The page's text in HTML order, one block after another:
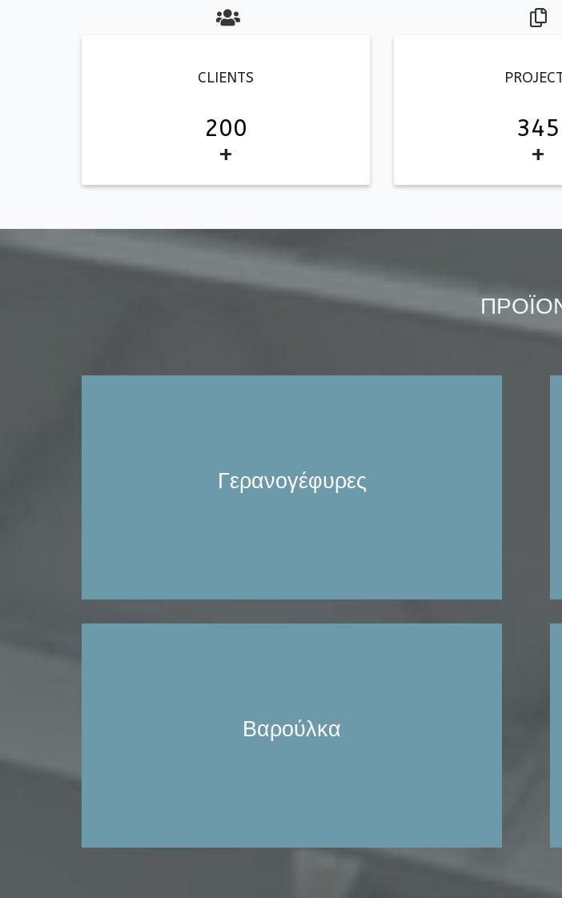
fa-
CLIENTS
200
+
o
345
+
Γερανογέφυρες
Γερανογέφυρες τύπου, μονού φορέα (single girder overhead
travelling crane). Γερανογέφυρες τύπου, κρεμαστή (single girder
Βαρούλκα
ανταλλακτικά. Ηλεκτροκίνητα Βαρούλκα συρματόσχοινου,
Ηλεκτροκίνητα Βαρούλκα αλυσίδας.